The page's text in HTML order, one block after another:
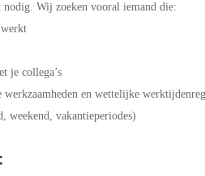
Wij zoeken vooral iemand die:
je collega’s
en wettelijke
vakantieperiodes)